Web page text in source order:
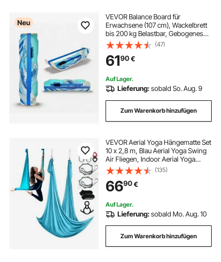
Neu
VEVOR Balance Board für
Erwachsene (107 cm), Wackelbrett
bis 200 kg Belastbar, Gebogenes
Balance-Trainingsgerät mit Gurt für
Core-Workouts Stehpultübungen
Heim-Fitnessstudio Yoga, Blau
(47)
6190€
Auf Lager.
Lieferung:sobald So. Aug. 9
Zum Warenkorb hinzufügen
VEVOR Aerial Yoga Hängematte Set
10 x 2,8 m, Blau Aerial Yoga Swing
Air Fliegen, Indoor Aerial Yoga
Hammock Swing 1000 kg Max.
Tragfähigkeit, inkl. Yoga-Socken &
Stahlkarabiner & Alu-Drehgelenk
(135)
6690€
Auf Lager.
Lieferung:sobald Mo. Aug. 10
Zum Warenkorb hinzufügen